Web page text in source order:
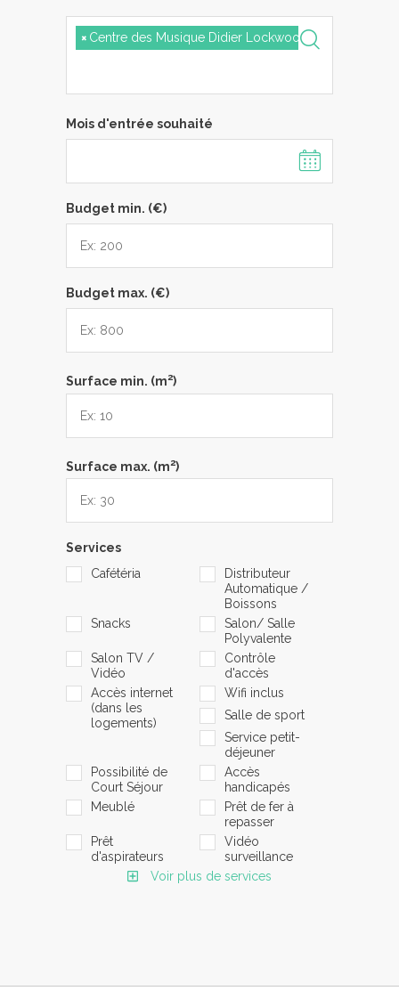
× Centre des Musique Didier Lockwood
Mois d'entrée souhaité
Budget min. (€)
Budget max. (€)
Surface min. (m2)
Surface max. (m2)
Services
Cafétéria
Distributeur
Automatique /
Boissons
Snacks
Salon/ Salle
Polyvalente
Salon TV /
Vidéo
Contrôle
d'accès
Accès internet
(dans les
logements)
Wifi inclus
Salle de sport
Service petit-
déjeuner
Possibilité de
Court Séjour
Accès
handicapés
Meublé
Prêt de fer à
repasser
Prêt
d'aspirateurs
Vidéo
surveillance
Voir plus de services